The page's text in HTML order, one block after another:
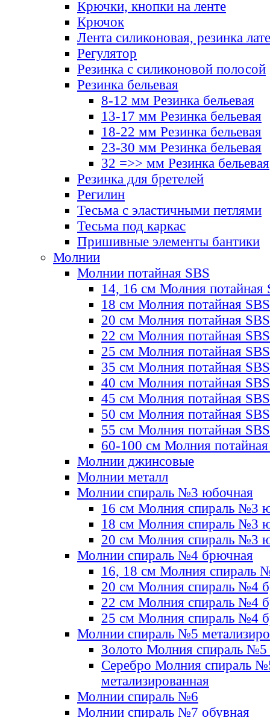
Крючки, кнопки на ленте
Крючок
Лента силиконовая, резинка
Регулятор
Резинка с силиконовой полосой
Резинка бельевая
8-12 мм Резинка бельевая
13-17 мм Резинка бельевая
18-22 мм Резинка бельевая
23-30 мм Резинка бельевая
32 =>> мм Резинка бельевая
Резинка для бретелей
Регилин
Тесьма с эластичными петлями
Тесьма под каркас
Пришивные элементы бантики
Молнии
Молнии потайная SBS
14, 16 см Молния потайная
18 см Молния потайная SBS
20 см Молния потайная SBS
22 см Молния потайная SBS
25 см Молния потайная SBS
35 см Молния потайная SBS
40 см Молния потайная SBS
45 см Молния потайная SBS
50 см Молния потайная SBS
55 см Молния потайная SBS
60-100 см Молния
Молнии джинсовые
Молнии металл
Молнии спираль №3 юбочная
16 см Молния спираль №3
18 см Молния спираль №3
20 см Молния спираль №3
Молнии спираль №4 брючная
16, 18 см Молния спираль
20 см Молния спираль №4
22 см Молния спираль №4
25 см Молния спираль №4
Молнии спираль №5
Золото Молния спираль №5
Серебро Молния спираль
метализированная
Молнии спираль №6
Молнии спираль №7 обувная